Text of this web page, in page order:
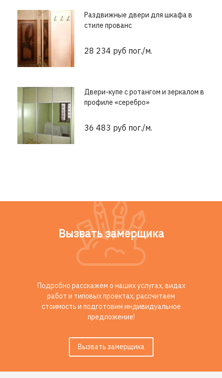
Раздвижные двери для шкафа в
стиле прованс
28 234 руб пог./м.
Двери-купе с ротангом и зеркалом в
профиле «серебро»
36 483 руб пог./м.
Вызвать замерщика
Подробно расскажем о наших услугах, видах
работ и типовых проектах, рассчитаем
стоимость и подготовим индивидуальное
предложение!
Вызвать замерщика